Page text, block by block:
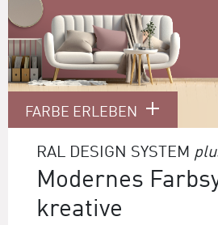
FARBE ERLEBEN
RAL DESIGN SYSTEM
Modernes
kreative